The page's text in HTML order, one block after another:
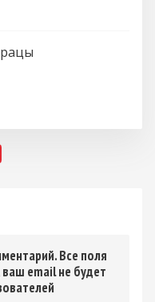
Все поля
email не будет